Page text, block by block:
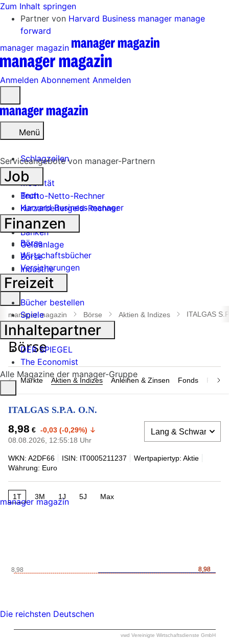
Zum Inhalt springen
Partner von Harvard Business manager manage
forward
manager magazin
Anmelden Abonnement Anmelden
öffnen
Menü
Schlagzeilen
Mobilität
Tech
Harvard Business manager
Handel
Banken
Geldanlage
Börse
Industrie
Suche
öffnen
manager magazin Börse Aktien & Indizes ITALGAS
Märkte Aktien & Indizes Anleihen & Zinsen Fonds
ITALGAS S.P.A. O.N.
8,98 € -0,03 (-0,29%)
08.08.2026, 12:55:18 Uhr
WKN: A2DF66 ISIN: IT0005211237
Wertpapiertyp: Aktie
Währung: Euro
1T 3M 1J 5J Max
8,98
8,98
8,98
vwd Vereinigte Wirtschaftsdienste GmbH
Serviceangebote von manager-Partnern
Job
Brutto-Netto-Rechner
Kurzarbeitergeld-Rechner
Finanzen
Börse
Wirtschaftsbücher
Versicherungen
Freizeit
Bücher bestellen
Spiele
Inhaltepartner
DER SPIEGEL
The Economist
Alle Magazine der manager-Gruppe
manager magazin
Die reichsten Deutschen